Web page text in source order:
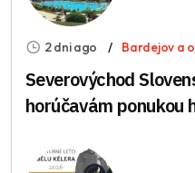
2 dni ago Bardejov a
Severovýchod
horúčavám ponukou